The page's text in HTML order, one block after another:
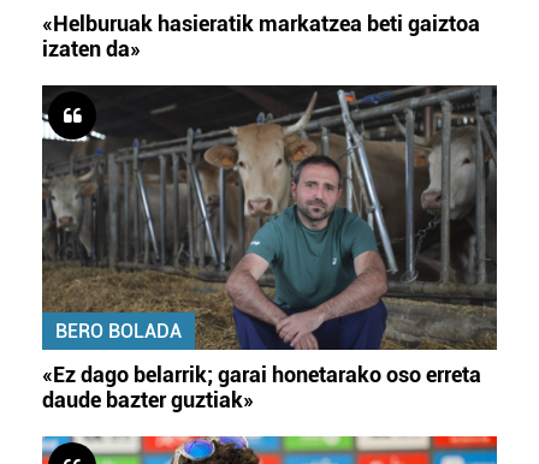
«Helburuak hasieratik markatzea beti gaiztoa
izaten da»
BERO BOLADA
«Ez dago belarrik; garai honetarako oso erreta
daude bazter guztiak»